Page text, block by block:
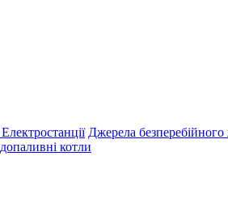
Джерела
котли